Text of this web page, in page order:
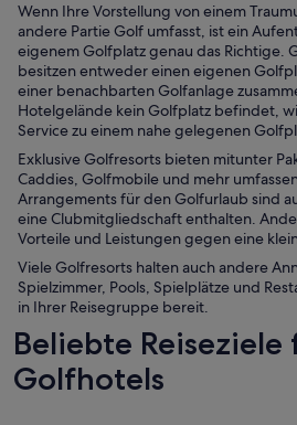
Wenn Ihre Vorstellung von einem
andere Partie Golf umfasst, ist ein
eigenem Golfplatz genau das Richtige.
besitzen entweder einen eigenen
einer benachbarten Golfanlage
Hotelgelände kein Golfplatz befindet,
Service zu einem nahe gelegenen
Exklusive Golfresorts bieten mitunter
Caddies, Golfmobile und mehr
Arrangements für den Golfurlaub sind
eine Clubmitgliedschaft enthalten.
Vorteile und Leistungen gegen eine
Viele Golfresorts halten auch andere
Spielzimmer, Pools, Spielplätze und
in Ihrer Reisegruppe bereit.
Beliebte Reiseziele
Golfhotels